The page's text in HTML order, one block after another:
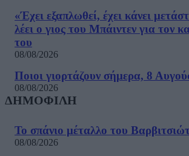
«Έχει εξαπλωθεί, έχει κάνει
λέει ο γιος του Μπάιντεν για τον
του
08/08/2026
Ποιοι γιορτάζουν σήμερα, 8
08/08/2026
ΔΗΜΟΦΙΛΗ
Το σπάνιο μέταλλο του
08/08/2026